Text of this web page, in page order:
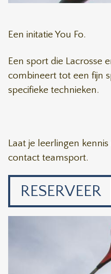
Een initatie You Fo.
Een sport die Lacrosse
combineert tot een fijn
specifieke technieken.
Laat je leerlingen
contact teamsport.
RESERVEER